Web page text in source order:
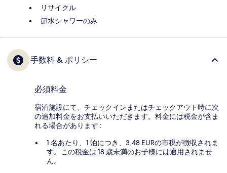
リサイクル
節水シャワーのみ
手数料 & ポリシー
必須料金
宿泊施設にて、チェックインまたはチェックアウト時に次
の追加料金をお支払いいただきます。料金には税金が含ま
れる場合があります :
1 名あたり、1 泊につき、3.48 EURの市税が徴収されま
す。この税金は 18 歳未満のお子様には適用されませ
ん。